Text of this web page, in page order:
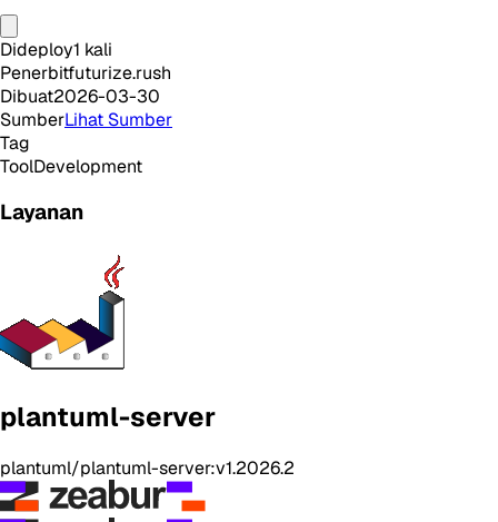
Dideploy1 kali
Penerbitfuturize.rush
Dibuat2026-03-30
SumberLihat Sumber
Tag
ToolDevelopment
Layanan
plantuml-server
plantuml/plantuml-server:v1.2026.2